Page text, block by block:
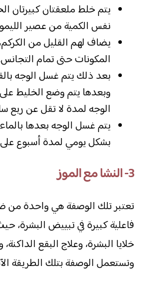
يتم خلط ملعقتان كبيرتان
نفس الكمية من عصير
يضاف لهم القليل من
المكونات حتى تمام
بعد ذلك يتم غسل الوجه
وبعدها يتم وضع الخليط
الوجه لمدة لا تقل عن ربع
يتم غسل الوجه بعدها بالماء
بشكل يومي لمدة أسبوع على
3- النشا مع الموز
تعتبر تلك الوصفة هي واحدة من
فاعلية كبيرة في تبييض البشرة،
خلايا البشرة، وعلاج البقع
وتستعمل الوصفة بتلك الطريقة